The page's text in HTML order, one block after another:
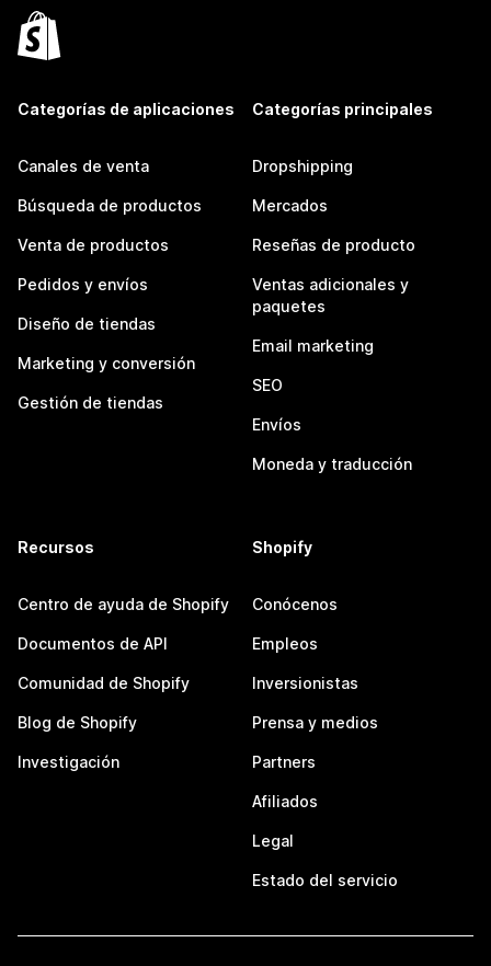
Categorías de aplicaciones
Canales de venta
Búsqueda de productos
Venta de productos
Pedidos y envíos
Diseño de tiendas
Marketing y conversión
Gestión de tiendas
Categorías principales
Dropshipping
Mercados
Reseñas de producto
Ventas adicionales y
paquetes
Email marketing
SEO
Envíos
Moneda y traducción
Recursos
Centro de ayuda de Shopify
Documentos de API
Comunidad de Shopify
Blog de Shopify
Investigación
Shopify
Conócenos
Empleos
Inversionistas
Prensa y medios
Partners
Afiliados
Legal
Estado del servicio